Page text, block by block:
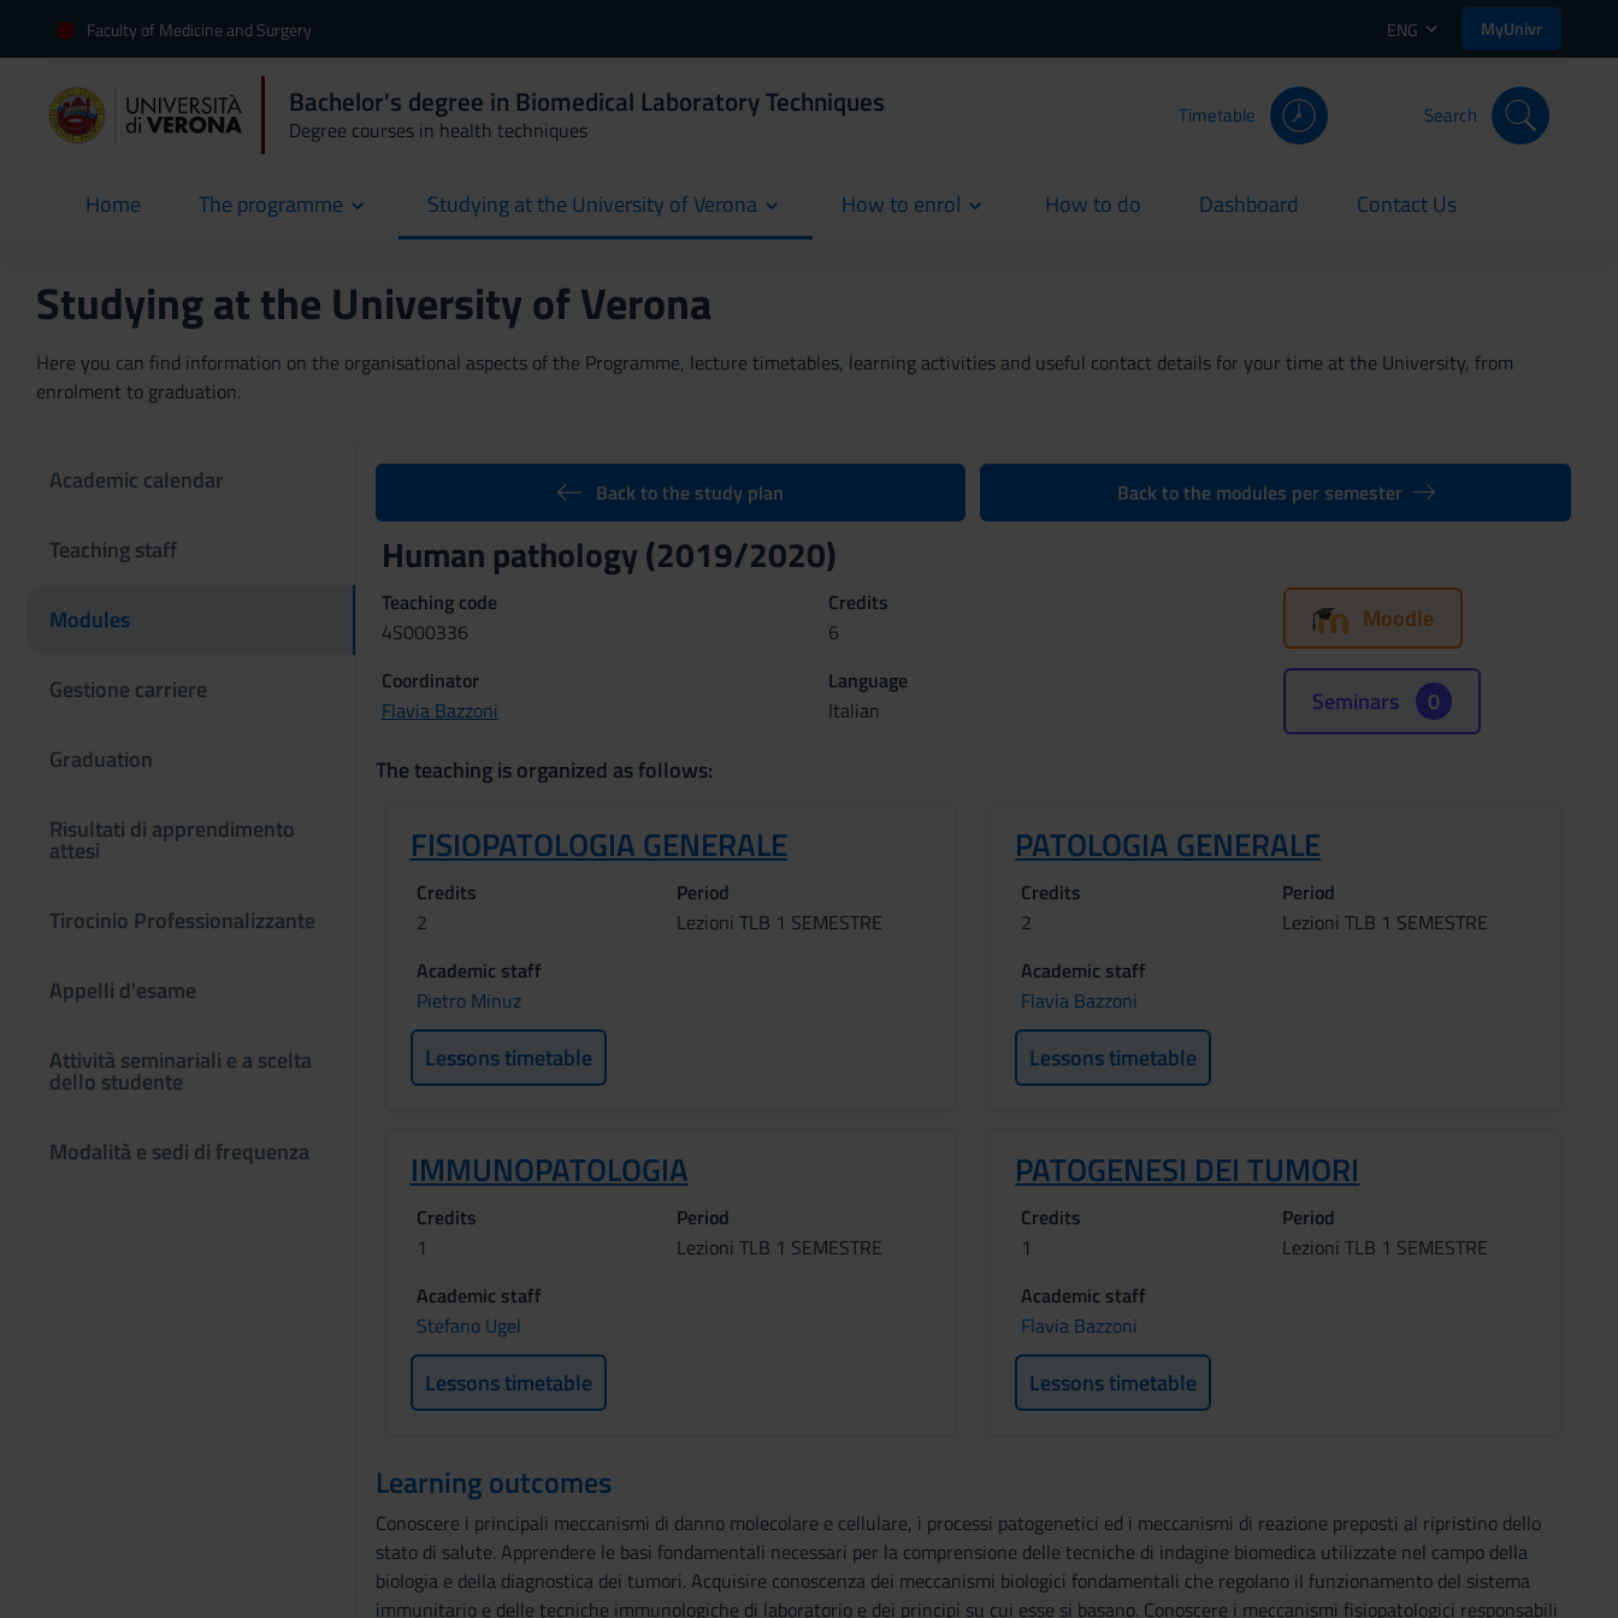
Faculty of Medicine and Surgery ENG MyUnivr
Bachelor's degree in Biomedical Laboratory Techniques
Degree courses in health techniques
Timetable Search
Home
current The programme Studying at the University of Verona How to enrol How to do
current Dashboard
current Contact Us
current
Studying at the University of Verona
Here you can find information on the organisational aspects of the Programme, lecture timetables, learning activities and useful contact details for your time at the University, from
enrolment to graduation.
Academic calendar
Teaching staff
Modules
Gestione carriere
Graduation
Risultati di apprendimento
attesi
Tirocinio Professionalizzante
Appelli d'esame
Attività seminariali e a scelta
dello studente
Modalità e sedi di frequenza
Back to the study plan Back to the modules per semester
Human pathology (2019/2020)
Teaching code
4S000336
Credits
6
Coordinator
Flavia Bazzoni
Language
Italian
Moodle
Seminars 0
The teaching is organized as follows:
FISIOPATOLOGIA GENERALE
Credits
2
Period
Lezioni TLB 1 SEMESTRE
Academic staff
Pietro Minuz
Lessons timetable
PATOLOGIA GENERALE
Credits
2
Period
Lezioni TLB 1 SEMESTRE
Academic staff
Flavia Bazzoni
Lessons timetable
IMMUNOPATOLOGIA
Credits
1
Period
Lezioni TLB 1 SEMESTRE
Academic staff
Stefano Ugel
Lessons timetable
PATOGENESI DEI TUMORI
Credits
1
Period
Lezioni TLB 1 SEMESTRE
Academic staff
Flavia Bazzoni
Lessons timetable
Learning outcomes
Conoscere i principali meccanismi di danno molecolare e cellulare, i processi patogenetici ed i meccanismi di reazione preposti al ripristino dello
stato di salute. Apprendere le basi fondamentali necessari per la comprensione delle tecniche di indagine biomedica utilizzate nel campo della
biologia e della diagnostica dei tumori. Acquisire conoscenza dei meccanismi biologici fondamentali che regolano il funzionamento del sistema
immunitario e delle tecniche immunologiche di laboratorio e dei principi su cui esse si basano. Conoscere i meccanismi fisiopatologici responsabili